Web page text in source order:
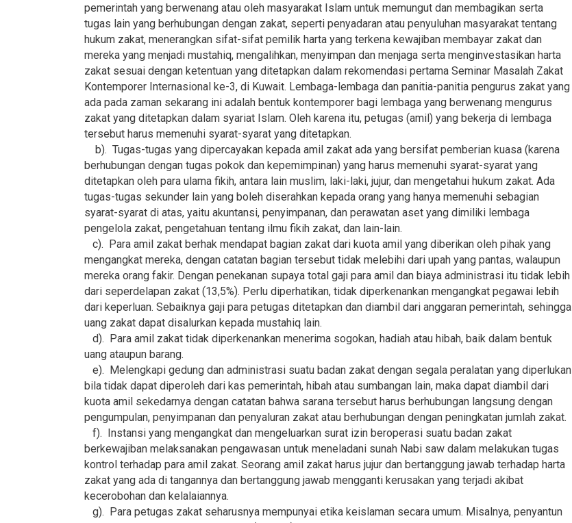
pemerintah yang berwenang atau oleh masyarakat Islam untuk memungut dan membagikan serta
tugas lain yang berhubungan dengan zakat, seperti penyadaran atau penyuluhan masyarakat tentang
hukum zakat, menerangkan sifat-sifat pemilik harta yang terkena kewajiban membayar zakat dan
mereka yang menjadi mustahiq, mengalihkan, menyimpan dan menjaga serta menginvestasikan harta
zakat sesuai dengan ketentuan yang ditetapkan dalam rekomendasi pertama Seminar Masalah Zakat
Kontemporer Internasional ke-3, di Kuwait. Lembaga-lembaga dan panitia-panitia pengurus zakat yang
ada pada zaman sekarang ini adalah bentuk kontemporer bagi lembaga yang berwenang mengurus
zakat yang ditetapkan dalam syariat Islam. Oleh karena itu, petugas (amil) yang bekerja di lembaga
tersebut harus memenuhi syarat-syarat yang ditetapkan.
b). Tugas-tugas yang dipercayakan kepada amil zakat ada yang bersifat pemberian kuasa (karena
berhubungan dengan tugas pokok dan kepemimpinan) yang harus memenuhi syarat-syarat yang
ditetapkan oleh para ulama fikih, antara lain muslim, laki-laki, jujur, dan mengetahui hukum zakat. Ada
tugas-tugas sekunder lain yang boleh diserahkan kepada orang yang hanya memenuhi sebagian
syarat-syarat di atas, yaitu akuntansi, penyimpanan, dan perawatan aset yang dimiliki lembaga
pengelola zakat, pengetahuan tentang ilmu fikih zakat, dan lain-lain.
c). Para amil zakat berhak mendapat bagian zakat dari kuota amil yang diberikan oleh pihak yang
mengangkat mereka, dengan catatan bagian tersebut tidak melebihi dari upah yang pantas, walaupun
mereka orang fakir. Dengan penekanan supaya total gaji para amil dan biaya administrasi itu tidak lebih
dari seperdelapan zakat (13,5%). Perlu diperhatikan, tidak diperkenankan mengangkat pegawai lebih
dari keperluan. Sebaiknya gaji para petugas ditetapkan dan diambil dari anggaran pemerintah, sehingga
uang zakat dapat disalurkan kepada mustahiq lain.
d). Para amil zakat tidak diperkenankan menerima sogokan, hadiah atau hibah, baik dalam bentuk
uang ataupun barang.
e). Melengkapi gedung dan administrasi suatu badan zakat dengan segala peralatan yang diperlukan
bila tidak dapat diperoleh dari kas pemerintah, hibah atau sumbangan lain, maka dapat diambil dari
kuota amil sekedarnya dengan catatan bahwa sarana tersebut harus berhubungan langsung dengan
pengumpulan, penyimpanan dan penyaluran zakat atau berhubungan dengan peningkatan jumlah zakat.
f). Instansi yang mengangkat dan mengeluarkan surat izin beroperasi suatu badan zakat
berkewajiban melaksanakan pengawasan untuk meneladani sunah Nabi saw dalam melakukan tugas
kontrol terhadap para amil zakat. Seorang amil zakat harus jujur dan bertanggung jawab terhadap harta
zakat yang ada di tangannya dan bertanggung jawab mengganti kerusakan yang terjadi akibat
kecerobohan dan kelalaiannya.
g). Para petugas zakat seharusnya mempunyai etika keislaman secara umum. Misalnya, penyantun